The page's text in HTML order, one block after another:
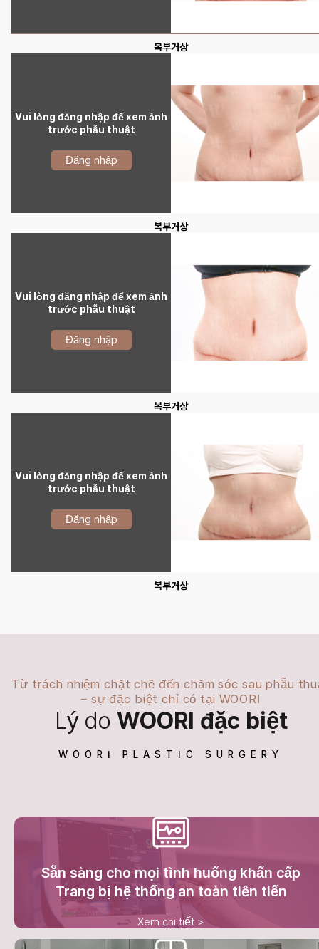
복부거상
Vui lòng đăng nhập để xem ảnh
trước phẫu thuật
Đăng nhập
복부거상
Vui lòng đăng nhập để xem ảnh
trước phẫu thuật
Đăng nhập
복부거상
Vui lòng đăng nhập để xem ảnh
trước phẫu thuật
Đăng nhập
복부거상
Từ trách nhiệm chặt chẽ đến chăm sóc sau phẫu
– sự đặc biệt chỉ có tại WOORI
Lý do WOORI đặc biệt
WOORI PLASTIC SURGERY
Sẵn sàng cho mọi tình huống khẩn cấp
Trang bị hệ thống an toàn tiên tiến
Xem chi tiết >